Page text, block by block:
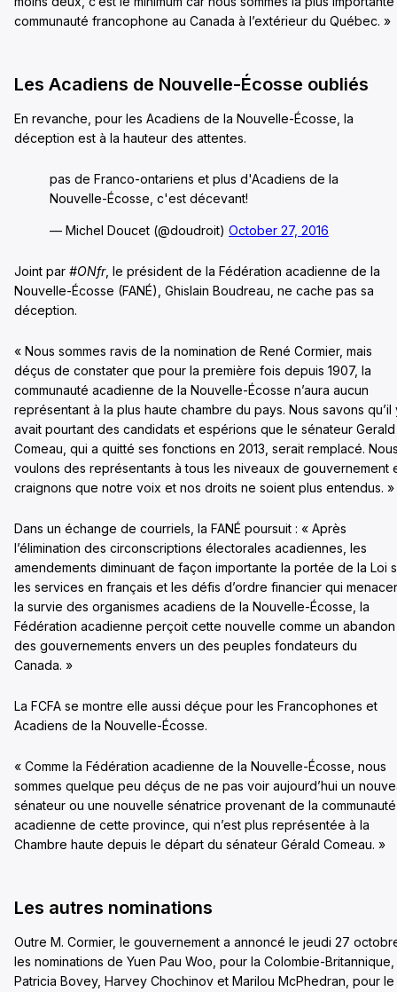
communauté francophone au Canada à l’extérieur du Québec. »
Les Acadiens de Nouvelle-Écosse oubliés
En revanche, pour les Acadiens de la Nouvelle-Écosse, la
déception est à la hauteur des attentes.
pas de Franco-ontariens et plus d'Acadiens de la
Nouvelle-Écosse, c'est décevant!
— Michel Doucet (@doudroit) October 27, 2016
Joint par #ONfr, le président de la Fédération acadienne de la
Nouvelle-Écosse (FANÉ), Ghislain Boudreau, ne cache pas sa
déception.
« Nous sommes ravis de la nomination de René Cormier, mais
déçus de constater que pour la première fois depuis 1907, la
communauté acadienne de la Nouvelle-Écosse n’aura aucun
représentant à la plus haute chambre du pays. Nous savons qu’il
avait pourtant des candidats et espérions que le sénateur Gerald
Comeau, qui a quitté ses fonctions en 2013, serait remplacé.
voulons des représentants à tous les niveaux de gouvernement
craignons que notre voix et nos droits ne soient plus entendus. »
Dans un échange de courriels, la FANÉ poursuit : « Après
l’élimination des circonscriptions électorales acadiennes, les
amendements diminuant de façon importante la portée de la Loi
les services en français et les défis d’ordre financier qui
la survie des organismes acadiens de la Nouvelle-Écosse, la
Fédération acadienne perçoit cette nouvelle comme un abandon
des gouvernements envers un des peuples fondateurs du
Canada. »
La FCFA se montre elle aussi déçue pour les Francophones et
Acadiens de la Nouvelle-Écosse.
« Comme la Fédération acadienne de la Nouvelle-Écosse, nous
sommes quelque peu déçus de ne pas voir aujourd’hui un
sénateur ou une nouvelle sénatrice provenant de la communauté
acadienne de cette province, qui n’est plus représentée à la
Chambre haute depuis le départ du sénateur Gérald Comeau. »
Les autres nominations
Outre M. Cormier, le gouvernement a annoncé le jeudi 27
les nominations de Yuen Pau Woo, pour la Colombie-Britannique,
Patricia Bovey, Harvey Chochinov et Marilou McPhedran, pour le